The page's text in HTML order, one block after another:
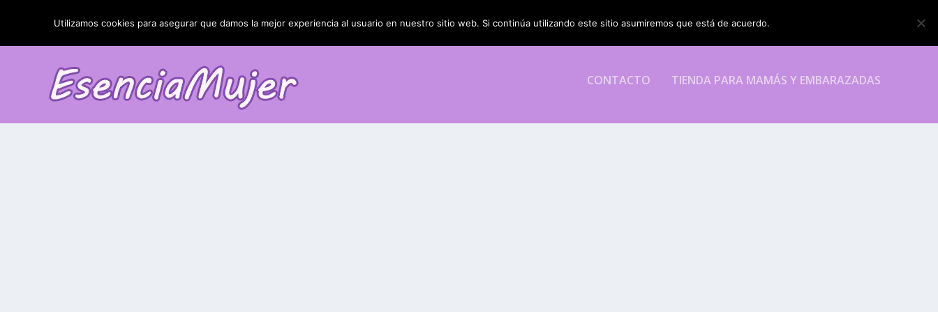
TENDENCIAS: La blefaroplastia y sus resultados
CONTACTO TIENDA PARA MAMÁS Y EMBARAZADAS
Utilizamos cookies para asegurar que damos la mejor experiencia al usuario en nuestro sitio web. Si continúa utilizando este sitio asumiremos que está de acuerdo.